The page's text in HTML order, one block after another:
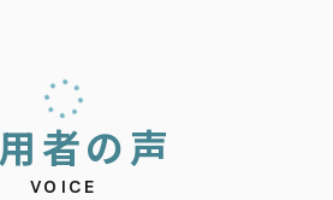
用者の声
VOICE